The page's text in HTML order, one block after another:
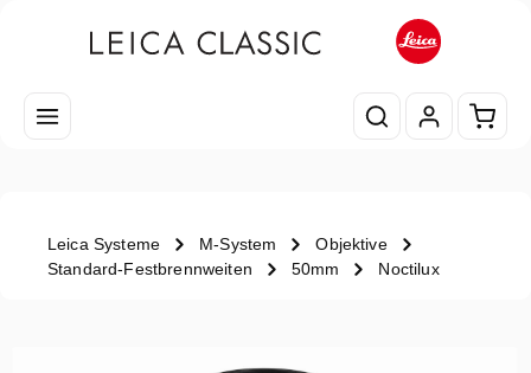
Leica Systeme M-System
Objektive
Standard-Festbrennweiten
50mm Noctilux